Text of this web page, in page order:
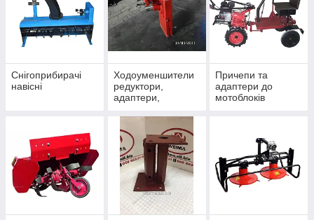
Снігоприбирачі
навісні
Ходоуменшители
редуктори,
адаптери,
Причепи та
адаптери до
мотоблоків